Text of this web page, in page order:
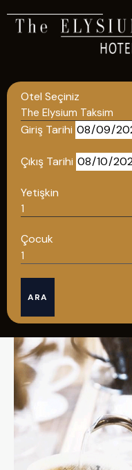
Otel Seçiniz
Giriş Tarihi
Çıkış Tarihi
Yetişkin
Çocuk
ARA
ALL
English